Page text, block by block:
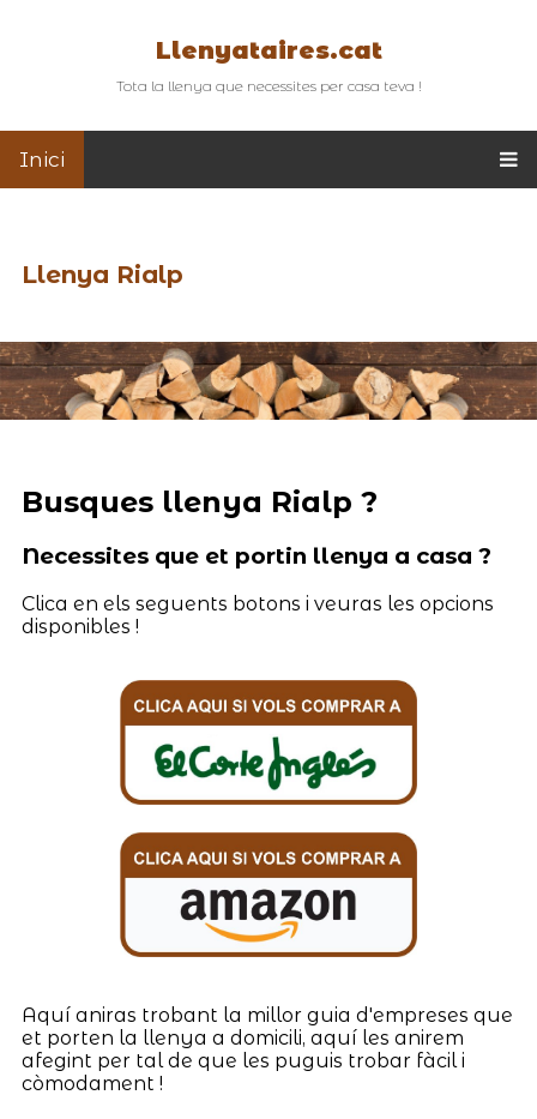
Llenyataires.cat
Tota la llenya que necessites per casa teva !
Inici
Llenya Rialp
Busques llenya Rialp ?
Necessites que et portin llenya a casa ?
Clica en els seguents botons i veuras les opcions
disponibles !
Aquí aniras trobant la millor guia d'empreses que
et porten la llenya a domicili, aquí les anirem
afegint per tal de que les puguis trobar fàcil i
còmodament !